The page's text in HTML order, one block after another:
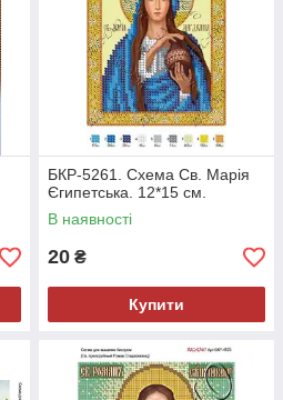
БКР-5261. Схема Св. Марія
Єгипетська. 12*15 см.
В наявності
20 ₴
Купити